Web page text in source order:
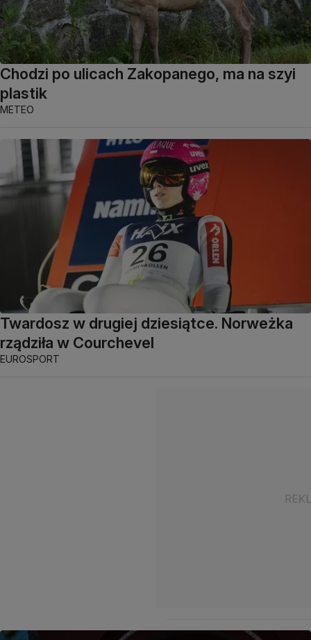
Chodzi po ulicach Zakopanego, ma na szyi
plastik
METEO
Twardosz w drugiej dziesiątce. Norweżka
rządziła w Courchevel
EUROSPORT